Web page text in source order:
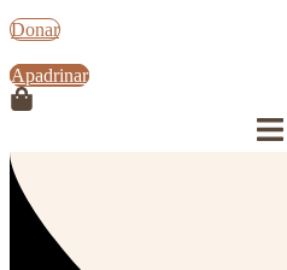
Donar
Apadrinar